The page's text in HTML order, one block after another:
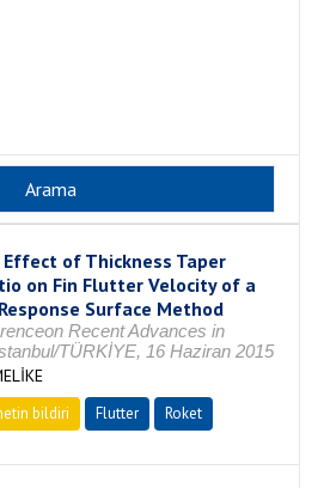
of Thickness Taper
on Fin Flutter Velocity of a
Surface Method
Recent Advances in
TÜRKİYE, 16 Haziran 2015
bildiri Flutter Roket